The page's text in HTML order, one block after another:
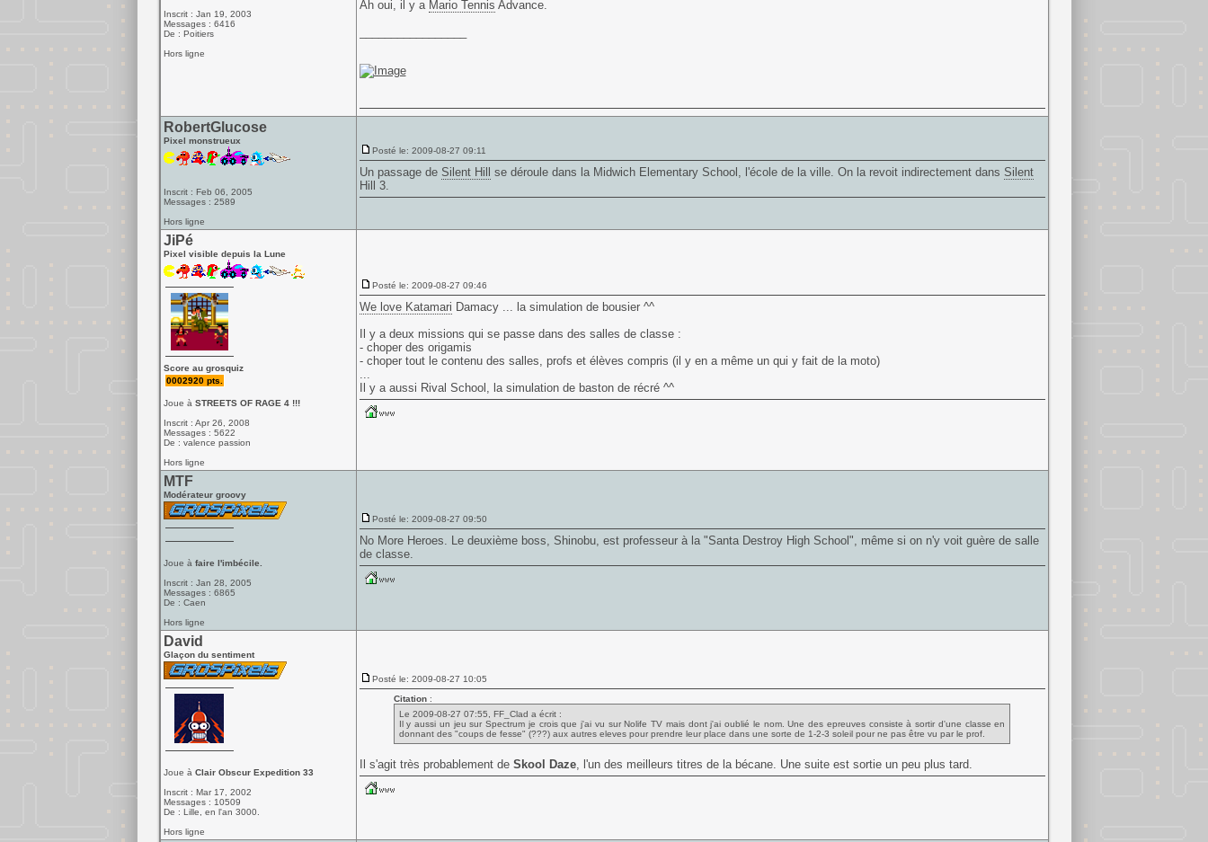
Inscrit : Jan 19, 2003
Messages : 6416
De : Poitiers
Hors ligne
Ah oui, il y a Mario Tennis Advance.
RobertGlucose
Pixel monstrueux
Inscrit : Feb 06, 2005
Messages : 2589
Hors ligne
Posté le: 2009-08-27 09:11
Un passage de Silent Hill se déroule dans la Midwich Elementary School, l'école de la ville. On la revoit indirectement dans Silent
Hill
3.
JiPé
Pixel visible depuis la Lune
Score au grosquiz
0002920 pts.
Joue à STREETS OF RAGE 4 !!!
Inscrit : Apr 26, 2008
Messages : 5622
De : valence passion
Hors ligne
Posté le: 2009-08-27 09:46
We love Katamari Damacy ... la simulation de bousier ^^
Il y a deux missions qui se passe dans des salles de classe :
- choper des origamis
- choper tout le contenu des salles, profs et élèves compris (il y en a même un qui y fait de la moto)
...
Il y a aussi Rival School, la simulation de baston de récré ^^
MTF
Modérateur groovy
Joue à faire l'imbécile.
Inscrit : Jan 28, 2005
Messages : 6865
De : Caen
Hors ligne
Posté le: 2009-08-27 09:50
No More Heroes. Le deuxième boss, Shinobu, est professeur à la "Santa Destroy High School", même si on n'y voit guère de salle
de classe.
David
Glaçon du sentiment
Joue à Clair Obscur Expedition 33
Inscrit : Mar 17, 2002
Messages : 10509
De : Lille, en l'an 3000.
Hors ligne
Posté le: 2009-08-27 10:05
Citation:
Le 2009-08-27 07:55, FF_Clad a écrit :
Il y aussi un jeu sur Spectrum je crois que j'ai vu sur Nolife TV mais dont j'ai oublié le nom. Une des epreuves consiste à sortir d'une classe en
donnant des "coups de fesse" (???) aux autres eleves pour prendre leur place dans une sorte de 1-2-3 soleil pour ne pas être vu par le prof.
Il s'agit très probablement de Skool Daze, l'un des meilleurs titres de la bécane. Une suite est sortie un peu plus tard.